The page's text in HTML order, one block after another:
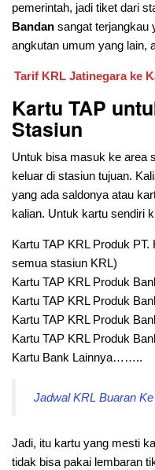
pemerintah, jadi tiket dari
Bandan sangat terjangkau
angkutan umum yang lain,
Tarif KRL Jatinegara ke
Kartu TAP
Stasiun
Untuk bisa masuk ke area
keluar di stasiun tujuan.
yang ada saldonya atau
kalian. Untuk kartu sendiri
Kartu TAP KRL Produk
semua stasiun KRL)
Kartu TAP KRL Produk
Kartu TAP KRL Produk
Kartu TAP KRL Produk
Kartu TAP KRL Produk
Kartu Bank Lainnya……..
Jadwal KRL Buaran
Jadi, itu kartu yang mesti
tidak bisa pakai lembaran